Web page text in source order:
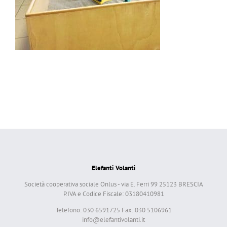
Elefanti Volanti
Società cooperativa sociale Onlus - via E. Ferri 99 25123 BRESCIA
P.IVA e Codice Fiscale: 03180410981
Telefono: 030 6591725 Fax: 030 5106961
info@elefantivolanti.it